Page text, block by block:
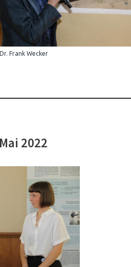
Frank Wecker
2022